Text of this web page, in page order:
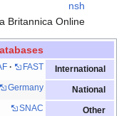
nsh
Britannica Online.
International
FAST
National
Germany
Other
SNAC